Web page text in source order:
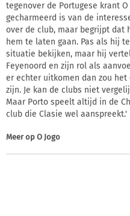
tegenover de Portugese krant
gecharmeerd is van de
over de club, maar begrijpt dat
hem te laten gaan. Pas als hij
situatie bekijken, maar hij
Feyenoord en zijn rol als
er echter uitkomen dan zou
zijn. Je kan de clubs niet
Maar Porto speelt altijd in de
club die Clasie wel aanspreekt.'
Meer op O Jogo